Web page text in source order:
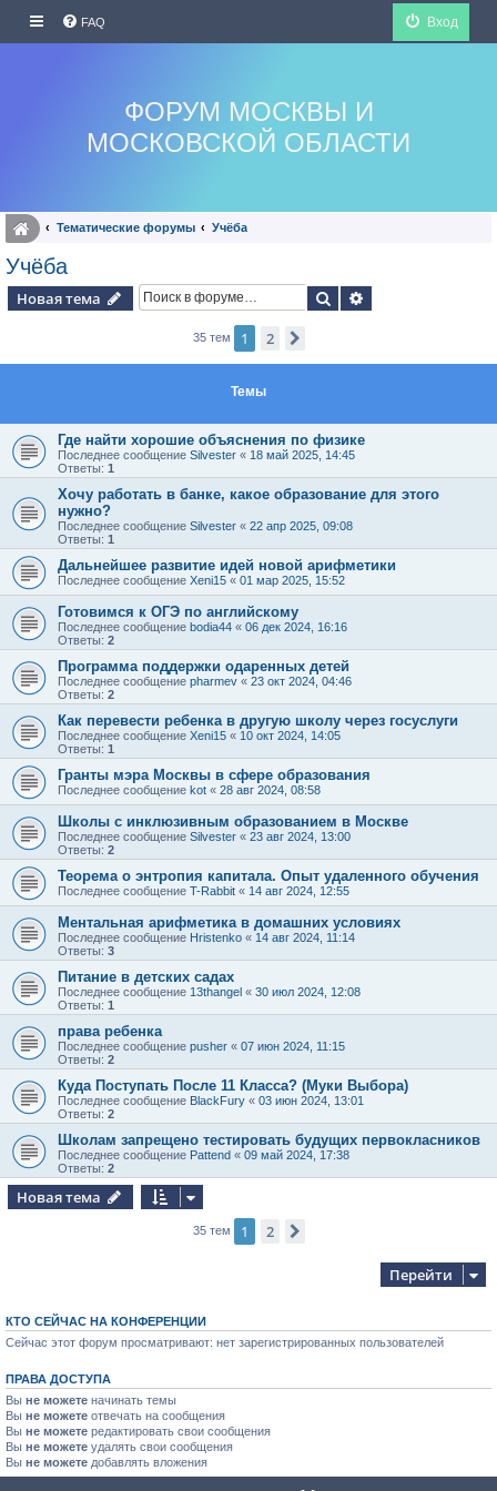
FAQ Вход
ФОРУМ МОСКВЫ И
МОСКОВСКОЙ ОБЛАСТИ
Тематические форумы Учёба
Учёба
Новая тема Поиск
35 тем 1 2
Темы
Где найти хорошие объяснения по физике
Последнее сообщение Silvester « 18 май 2025, 14:45
Ответы: 1
Хочу работать в банке, какое образование для этого
нужно?
Последнее сообщение Silvester « 22 апр 2025, 09:08
Ответы: 1
Дальнейшее развитие идей новой арифметики
Последнее сообщение Xeni15 « 01 мар 2025, 15:52
Готовимся к ОГЭ по английскому
Последнее сообщение bodia44 « 06 дек 2024, 16:16
Ответы: 2
Программа поддержки одаренных детей
Последнее сообщение pharmev « 23 окт 2024, 04:46
Ответы: 2
Как перевести ребенка в другую школу через госуслуги
Последнее сообщение Xeni15 « 10 окт 2024, 14:05
Ответы: 1
Гранты мэра Москвы в сфере образования
Последнее сообщение kot « 28 авг 2024, 08:58
Школы с инклюзивным образованием в Москве
Последнее сообщение Silvester « 23 авг 2024, 13:00
Ответы: 2
Теорема о энтропия капитала. Опыт удаленного обучения
Последнее сообщение T-Rabbit « 14 авг 2024, 12:55
Ментальная арифметика в домашних условиях
Последнее сообщение Hristenko « 14 авг 2024, 11:14
Ответы: 3
Питание в детских садах
Последнее сообщение 13thangel « 30 июл 2024, 12:08
Ответы: 1
права ребенка
Последнее сообщение pusher « 07 июн 2024, 11:15
Ответы: 2
Куда Поступать После 11 Класса? (Муки Выбора)
Последнее сообщение BlackFury « 03 июн 2024, 13:01
Ответы: 2
Школам запрещено тестировать будущих первокласников
Последнее сообщение Pattend « 09 май 2024, 17:38
Ответы: 2
Новая тема
35 тем 1 2
Перейти
КТО СЕЙЧАС НА КОНФЕРЕНЦИИ
Сейчас этот форум просматривают: нет зарегистрированных пользователей
ПРАВА ДОСТУПА
Вы не можете начинать темы
Вы не можете отвечать на сообщения
Вы не можете редактировать свои сообщения
Вы не можете удалять свои сообщения
Вы не можете добавлять вложения